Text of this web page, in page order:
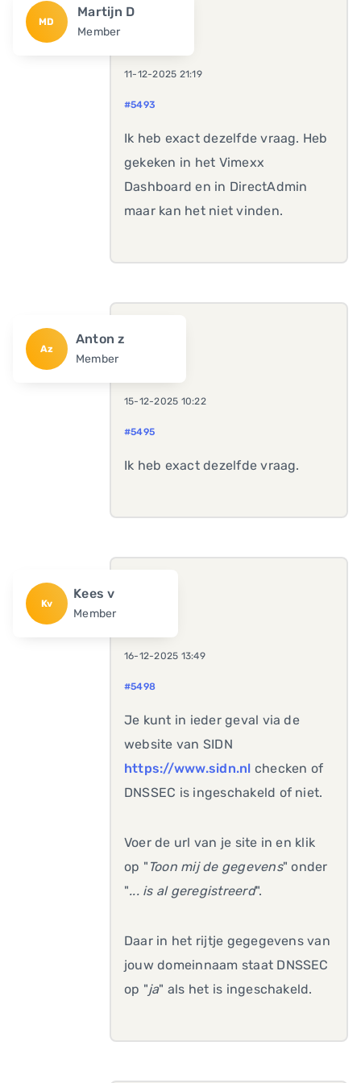
MD
Martijn D
Member
11-12-2025 21:19
#5493
Ik heb exact dezelfde vraag. Heb
gekeken in het Vimexx
Dashboard en in DirectAdmin
maar kan het niet vinden.
Az
Anton z
Member
15-12-2025 10:22
#5495
Ik heb exact dezelfde vraag.
Kv
Kees v
Member
16-12-2025 13:49
#5498
Je kunt in ieder geval via de
website van SIDN
https://www.sidn.nl checken of
DNSSEC is ingeschakeld of niet.
Voer de url van je site in en klik
op " Toon mij de gegevens" onder
"... is al geregistreerd".
Daar in het rijtje gegegevens van
jouw domeinnaam staat DNSSEC
op "ja" als het is ingeschakeld.